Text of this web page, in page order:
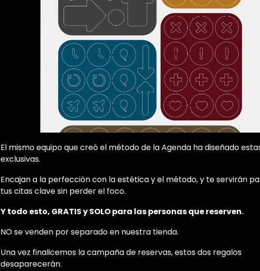
El mismo equipo que creó el método de la Agenda ha diseñado
exclusivas.
Encajan a la perfección con la estética y el método, y te servirán
tus citas clave sin perder el foco.
Y todo esto, GRATIS y SOLO para las personas que reserven.
NO se venden por separado en nuestra tienda.
Una vez finalicemos la campaña de reservas, estos dos regalos
desaparecerán.